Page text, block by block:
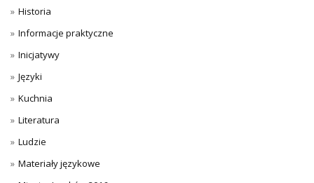
Historia
Informacje praktyczne
Inicjatywy
Języki
Kuchnia
Literatura
Ludzie
Materiały językowe